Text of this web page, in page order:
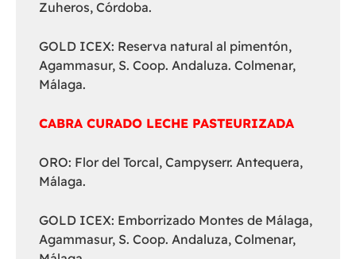
Zuheros, Córdoba.
GOLD ICEX: Reserva natural al pimentón,
Agammasur, S. Coop. Andaluza. Colmenar,
Málaga.
CABRA CURADO LECHE PASTEURIZADA
ORO: Flor del Torcal, Campyserr. Antequera,
Málaga.
GOLD ICEX: Emborrizado Montes de Málaga,
Agammasur, S. Coop. Andaluza, Colmenar,